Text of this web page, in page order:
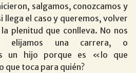
salgamos, conozcamos y
llega el caso y queremos, volver
plenitud que conlleva. No nos
elijamos una carrera, o
un hijo porque es «lo que
que toca para quién?